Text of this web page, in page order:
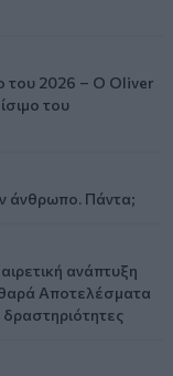
του 2026 – Ο Oliver
του
άνθρωπο. Πάντα;
ανάπτυξη
Αποτελέσματα
δραστηριότητες